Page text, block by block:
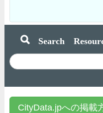
Search
CityData.jpへの掲載